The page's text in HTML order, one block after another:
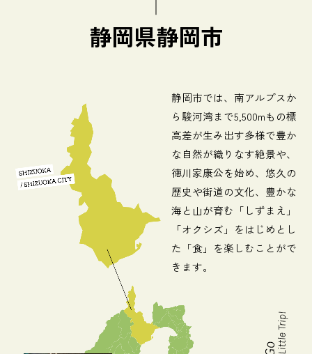
静岡県静岡市
静岡市では、南アルプスか
ら駿河湾まで5,500mもの標
高差が生み出す多様で豊か
な自然が織りなす絶景や、
徳川家康公を始め、悠久の
歴史や街道の文化、豊かな
海と山が育む「しずまえ」
「オクシズ」をはじめとし
た「食」を楽しむことがで
きます。